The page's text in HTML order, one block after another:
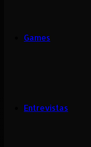
Games
Entrevistas